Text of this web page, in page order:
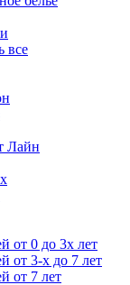
все
Лайн
от 0 до 3х лет
от 3-х до 7 лет
от 7 лет